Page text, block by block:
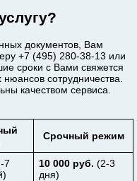
документов, Вам
+7 (495) 280-38-13 или
сроки с Вами свяжется
сотрудничества.
качеством сервиса.
Срочный режим
7
10 000 руб. (2-3
дня)